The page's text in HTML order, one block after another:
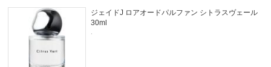
ジェイドJ ロアオードパルファン シトラスヴェール
30ml
.